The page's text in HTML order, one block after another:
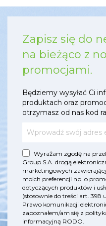
Zapisz się do
na bieżąco z
promocjami.
Będziemy wysyłać Ci
produktach oraz
otrzymasz od nas kod
Wyrażam zgodę na
Group S.A. drogą
marketingowych
moich preferencji np. o
dotyczących produktów i
(stosownie do treści art. 398
Prawo komunikacji
zapoznałem/am się z
informacyjną RODO.